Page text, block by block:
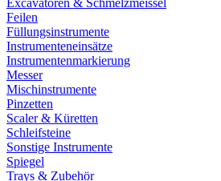
Excavatoren & Schmelzmeissel
Feilen
Füllungsinstrumente
Instrumenteneinsätze
Instrumentenmarkierung
Messer
Mischinstrumente
Pinzetten
Scaler & Küretten
Schleifsteine
Sonstige Instrumente
Spiegel
Trays & Zubehör